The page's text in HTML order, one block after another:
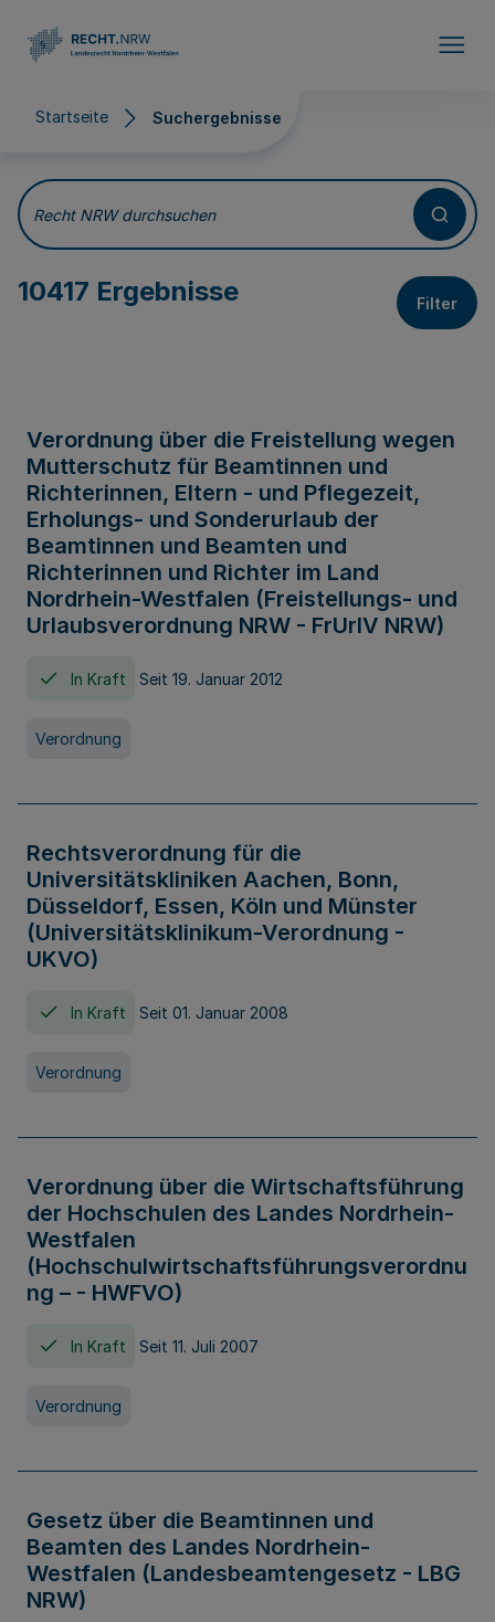
Startseite Suchergebnisse
Suchergebnisse
Recht NRW durchsuchen
10417 Ergebnisse Filter
Verordnung über die Freistellung wegen
Mutterschutz für Beamtinnen und
Richterinnen, Eltern - und Pflegezeit,
Erholungs- und Sonderurlaub der
Beamtinnen und Beamten und
Richterinnen und Richter im Land
Nordrhein-Westfalen (Freistellungs- und
Urlaubsverordnung NRW - FrUrlV NRW)
In Kraft Seit 19. Januar 2012
Verordnung
Rechtsverordnung für die
Universitätskliniken Aachen, Bonn,
Düsseldorf, Essen, Köln und Münster
(Universitätsklinikum-Verordnung -
UKVO)
In Kraft Seit 01. Januar 2008
Verordnung
Verordnung über die Wirtschaftsführung
der Hochschulen des Landes Nordrhein-
Westfalen
(Hochschulwirtschaftsführungsverordnu
ng – - HWFVO)
In Kraft Seit 11. Juli 2007
Verordnung
Gesetz über die Beamtinnen und
Beamten des Landes Nordrhein-
Westfalen (Landesbeamtengesetz - LBG
NRW)